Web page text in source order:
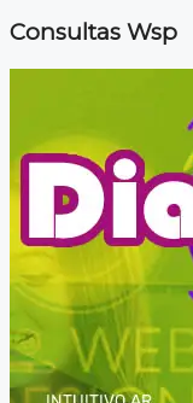
Consultas Wsp